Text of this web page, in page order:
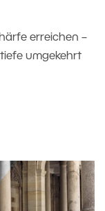
erreichen –
umgekehrt